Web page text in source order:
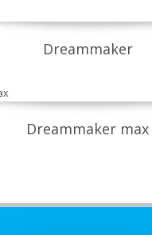
Dreammaker
Dreammaker max